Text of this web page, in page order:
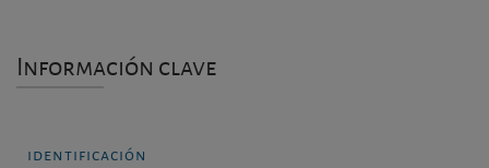
Información clave
identificación